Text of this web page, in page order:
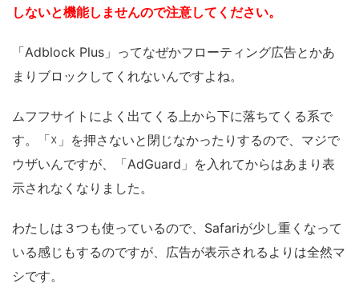
しないと機能しませんので注意してください。
「Adblock Plus」ってなぜかフローティング広告とかあ
まりブロックしてくれないんですよね。
ムフフサイトによく出てくる上から下に落ちてくる系で
す。「☓」を押さないと閉じなかったりするので、マジで
ウザいんですが、「AdGuard」を入れてからはあまり表
示されなくなりました。
わたしは３つも使っているので、Safariが少し重くなって
いる感じもするのですが、広告が表示されるよりは全然マ
シです。